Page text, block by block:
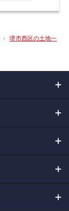
堺市西区の土地一